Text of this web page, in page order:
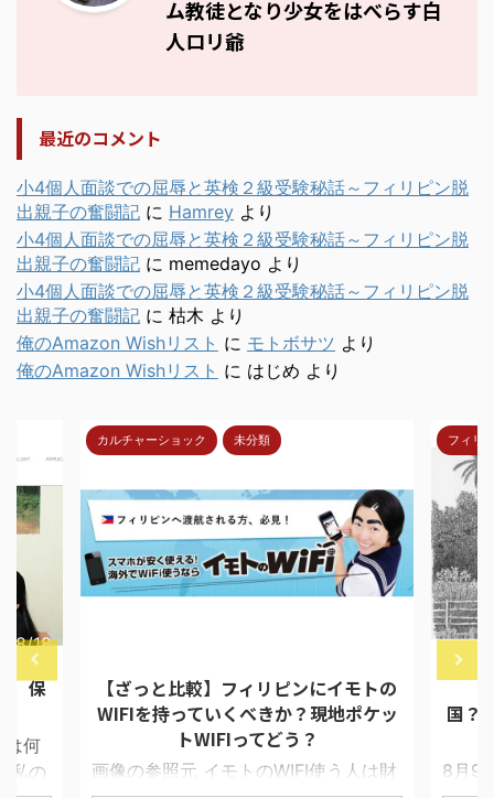
ム教徒となり少女をはべらす白
人ロリ爺
最近のコメント
小4個人面談での屈辱と英検２級受験秘話～フィリピン脱
出親子の奮闘記 に Hamrey より
小4個人面談での屈辱と英検２級受験秘話～フィリピン脱
出親子の奮闘記 に memedayo より
小4個人面談での屈辱と英検２級受験秘話～フィリピン脱
出親子の奮闘記 に 枯木 より
俺のAmazon Wishリスト に モトボサツ より
俺のAmazon Wishリスト に はじめ より
8/18
保
は何
私の
カルチャーショック 未分類
【ざっと比較】フィリピンにイモトの
WIFIを持っていくべきか？現地ポケッ
トWIFIってどう？
画像の参照元 イモトのWIFI使う人は財
フィリ
【
国？
8月9